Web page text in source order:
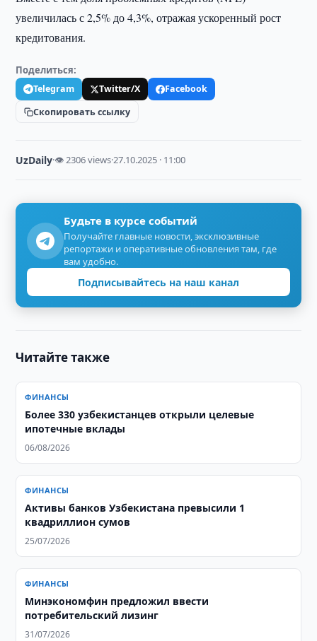
увеличилась с 2,5% до 4,3%, отражая ускоренный рост
кредитования.
Поделиться:
Telegram Twitter/X
Facebook
Скопировать ссылку
UzDaily·👁 2306 views·27.10.2025 · 11:00
Будьте в курсе событий
Получайте главные новости, эксклюзивные
репортажи и оперативные обновления там, где
вам удобно.
Подписывайтесь на наш канал
Читайте также
ФИНАНСЫ
Более 330 узбекистанцев открыли целевые
ипотечные вклады
06/08/2026
ФИНАНСЫ
Активы банков Узбекистана превысили 1
квадриллион сумов
25/07/2026
ФИНАНСЫ
Минэкономфин предложил ввести
потребительский лизинг
31/07/2026